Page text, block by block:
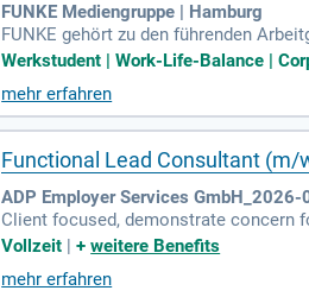
FUNKE Mediengruppe | Hamburg
FUNKE gehört zu den führenden
dcast – die Vielfalt unserer Titel,
Werkstudent | Work-Life-Balance |
mehr erfahren
Functional Lead Consultant (m/
ADP Employer Services
Client focused, demonstrate concern
lopment (ADP AI tools, ADP trainings,
Vollzeit |+weitere Benefits
mehr erfahren